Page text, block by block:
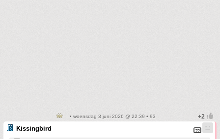
• woensdag 3 juni 2026 @ 22:39 • 93
Kissingbird